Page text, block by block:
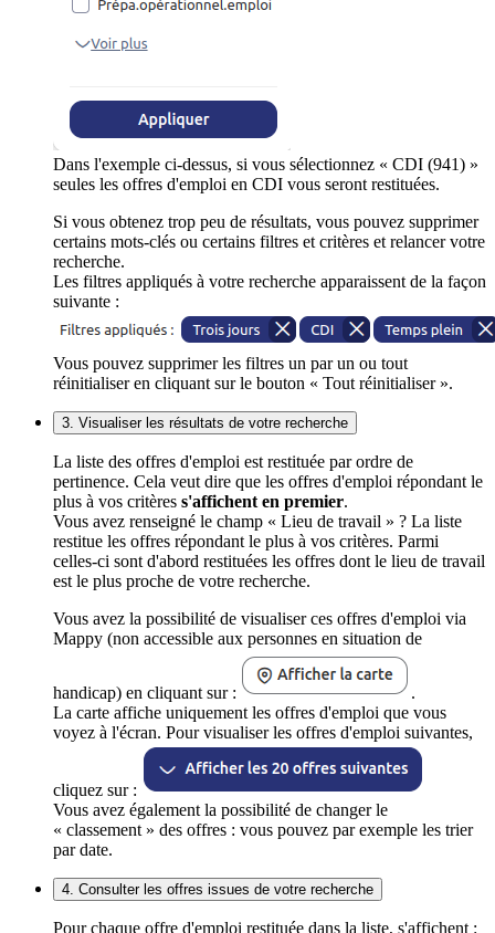
Dans l'exemple ci-dessus, si vous sélectionnez « CDI (941) »
seules les offres d'emploi en CDI vous seront restituées.
Si vous obtenez trop peu de résultats, vous pouvez supprimer
certains mots-clés ou certains filtres et critères et relancer votre
recherche.
Les filtres appliqués à votre recherche apparaissent de la façon
suivante :
Vous pouvez supprimer les filtres un par un ou tout
réinitialiser en cliquant sur le bouton « Tout réinitialiser ».
3. Visualiser les résultats de votre recherche
La liste des offres d'emploi est restituée par ordre de
pertinence. Cela veut dire que les offres d'emploi répondant le
plus à vos critères s'affichent en premier.
Vous avez renseigné le champ « Lieu de travail » ? La liste
restitue les offres répondant le plus à vos critères. Parmi
celles-ci sont d'abord restituées les offres dont le lieu de travail
est le plus proche de votre recherche.
Vous avez la possibilité de visualiser ces offres d'emploi via
Mappy (non accessible aux personnes en situation de
handicap) en cliquant sur :
.
La carte affiche uniquement les offres d'emploi que vous
voyez à l'écran. Pour visualiser les offres d'emploi suivantes,
cliquez sur :
Vous avez également la possibilité de changer le
« classement » des offres : vous pouvez par exemple les trier
par date.
4. Consulter les offres issues de votre recherche
Pour chaque offre d'emploi restituée dans la liste, s'affichent :